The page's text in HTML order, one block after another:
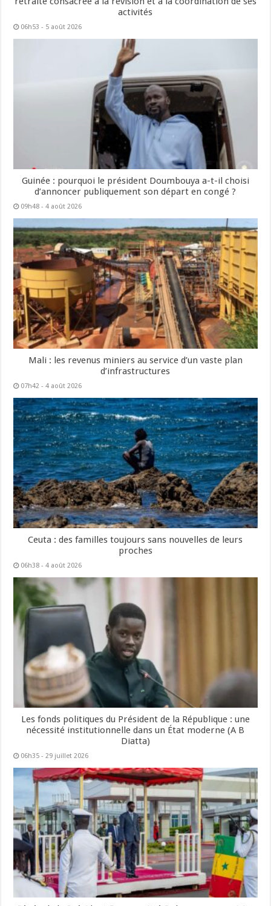
activités
06h53 - 5 août 2026
Guinée : pourquoi le président Doumbouya a-t-il choisi
d’annoncer publiquement son départ en congé ?
09h48 - 4 août 2026
Mali : les revenus miniers au service d’un vaste plan
d’infrastructures
07h42 - 4 août 2026
Ceuta : des familles toujours sans nouvelles de leurs
proches
06h38 - 4 août 2026
Les fonds politiques du Président de la République : une
nécessité institutionnelle dans un État moderne (A B
Diatta)
06h35 - 29 juillet 2026